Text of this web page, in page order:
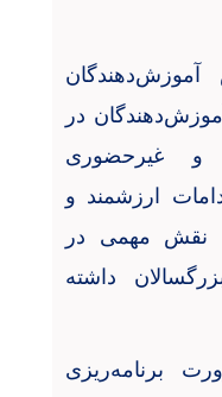
در
غیرحضوری
ارزشمند و
که نقش مهمی در
داشته
برنامه‌ریزی